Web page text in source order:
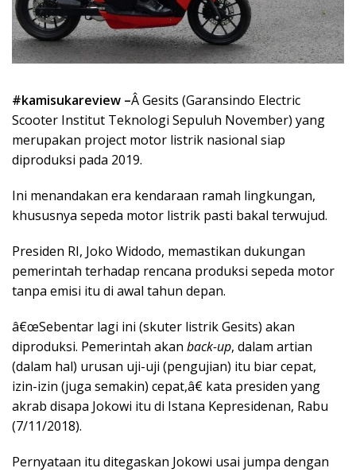
#kamisukareview –Â Gesits (Garansindo Electric
Scooter Institut Teknologi Sepuluh November) yang
merupakan project motor listrik nasional siap
diproduksi pada 2019.
Ini menandakan era kendaraan ramah lingkungan,
khususnya sepeda motor listrik pasti bakal terwujud.
Presiden RI, Joko Widodo, memastikan dukungan
pemerintah terhadap rencana produksi sepeda motor
tanpa emisi itu di awal tahun depan.
â€œSebentar lagi ini (skuter listrik Gesits) akan
diproduksi. Pemerintah akan back-up, dalam artian
(dalam hal) urusan uji-uji (pengujian) itu biar cepat,
izin-izin (juga semakin) cepat,â€ kata presiden yang
akrab disapa Jokowi itu di Istana Kepresidenan, Rabu
(7/11/2018).
Pernyataan itu ditegaskan Jokowi usai jumpa dengan